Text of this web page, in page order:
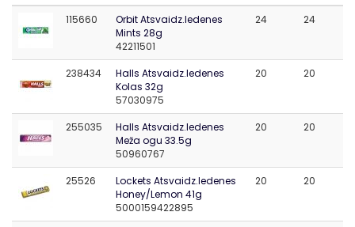
115660
Orbit Atsvaidz.ledenes
Mints 28g
42211501
24 24
238434
Halls Atsvaidz.ledenes
Kolas 32g
57030975
20 20
255035
Halls Atsvaidz.ledenes
Meža ogu 33.5g
50960767
20 20
25526
Lockets Atsvaidz.ledenes
Honey/Lemon 41g
5000159422895
20 20